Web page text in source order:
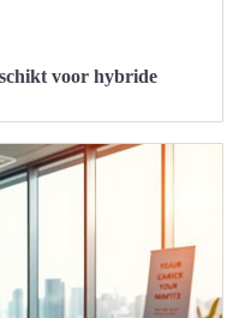
voor hybride